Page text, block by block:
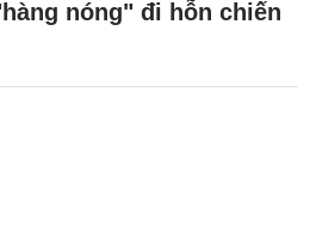
nóng" đi hỗn chiến